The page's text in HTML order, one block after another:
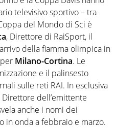
copertura completa e
di Virgilio Sport è formata da
abili sia nel gioco di
le notizie e le rilanciano
dal basso quando
ed esclusivi.
televisivo sportivo – tra
del Mondo di Sci è
, Direttore di RaiSport, il
della fiamma olimpica in
Milano-Cortina. Le
e il palinsesto
sulle reti RAI. In esclusiva
Direttore dell’emittente
anche i nomi dei
in onda a febbraio e marzo.